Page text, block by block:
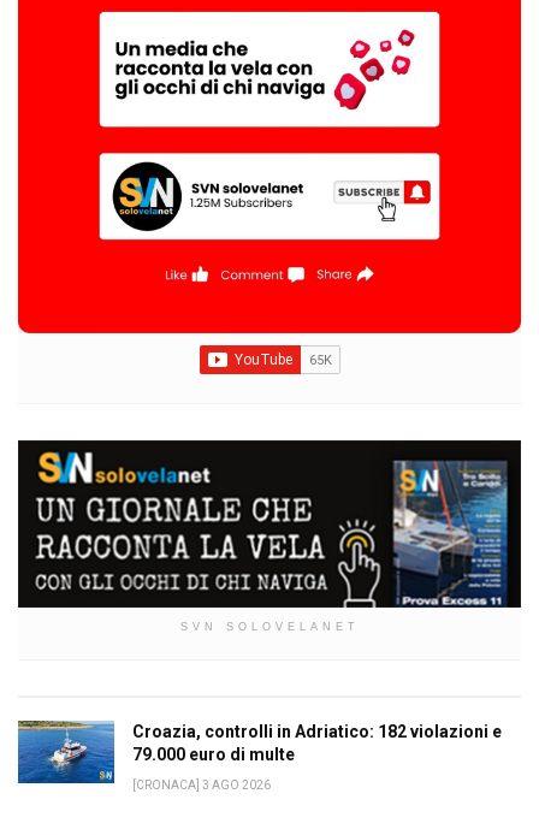
SVN SOLOVELANET
Croazia, controlli in Adriatico: 182 violazioni e
79.000 euro di multe
[CRONACA] 3 AGO 2026